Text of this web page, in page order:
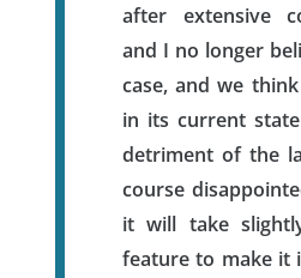
after extensive
and I no longer
case, and we
in its current
detriment of the
course
it will take
feature to make it